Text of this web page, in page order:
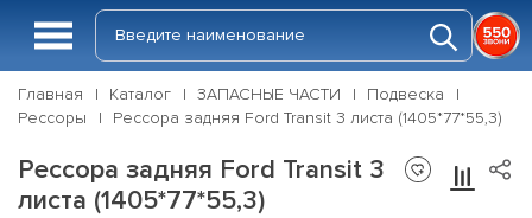
Главная Каталог ЗАПАСНЫЕ ЧАСТИ
Подвеска
Рессоры
Рессора задняя Ford Transit 3 листа (1405*77*55,3)
Рессора задняя Ford Transit 3
листа (1405*77*55,3)